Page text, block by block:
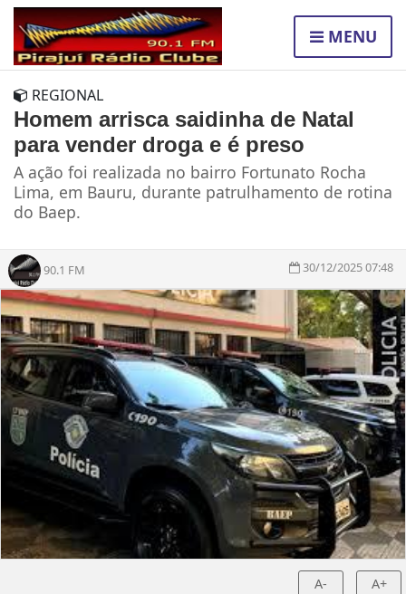
MENU
REGIONAL
Homem arrisca saidinha de Natal
para vender droga e é preso
A ação foi realizada no bairro Fortunato Rocha
Lima, em Bauru, durante patrulhamento de rotina
do Baep.
90.1 FM 30/12/2025 07:48
A- A+